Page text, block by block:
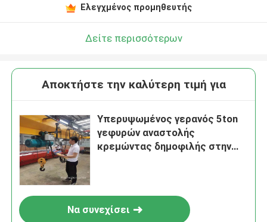
Ελεγχμένος προμηθευτής
Δείτε περισσότερων
Αποκτήστε την καλύτερη τιμή για
Υπερυψωμένος γερανός 5ton
γεφυρών αναστολής
κρεμώντας δημοφιλής στην
Να συνεχίσει